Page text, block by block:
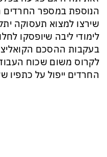
הנוספת במספר החרדים
שירצו למצוא תעסוקה
לימודי ליבה שיופסקו
בעקבות ההסכם
לקרוס משום שכוח
החרדים ייפול על כתפיו